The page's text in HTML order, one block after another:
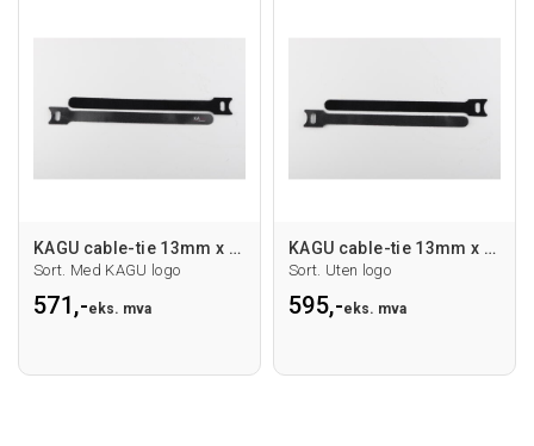
KAGU cable-tie 13mm x 200mm, 100 stk.
Sort. Med KAGU logo
571,-eks. mva
KAGU cable-tie 13mm x 200mm, 100 stk.
Sort. Uten logo
595,-eks. mva